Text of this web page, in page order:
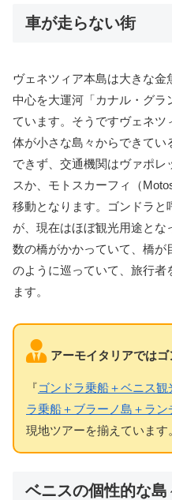
車が走らない街
ヴェネツィア本島は大きな
中心を大運河「カナル・グラ
ています。そうですヴェネツ
体が小さな島々からできて
できず、交通機関はヴァポレ
スか、モトスカーフィ（
移動となります。ゴンドラと
が、現在はほぼ観光用途と
数の橋がかかっていて、橋が
のように巡っていて、旅行者
ます。
アーモイタリアでは
『ゴンドラ乗船＋ベニス観
ラ乗船＋ブラーノ島＋ラン
現地ツアーを揃えています
ベニスの個性的な島